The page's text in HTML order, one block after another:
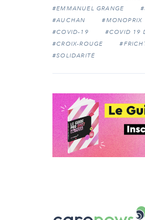
#EMMANUEL GRANGE
#AUCHAN
#MONOPRIX
#COVID-19
#COVID 19
#CROIX-ROUGE
#SOLIDARITÉ